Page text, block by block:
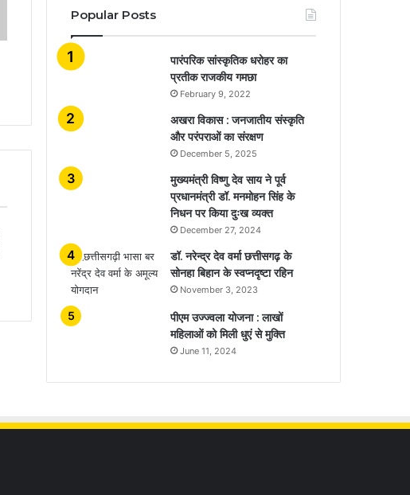
Popular Posts
​​​​​​​पारंपरिक सांस्कृतिक धरोहर का
प्रतीक राजकीय गमछा
February 9, 2022
अखरा विकास : जनजातीय संस्कृति
और परंपराओं का संरक्षण
December 5, 2025
मुख्यमंत्री विष्णु देव साय ने पूर्व
प्रधानमंत्री डॉ. मनमोहन सिंह के
निधन पर किया दुःख व्यक्त
December 27, 2024
डॉ. नरेन्द्र देव वर्मा छत्तीसगढ़ के
सोनहा बिहान के स्वप्नदृष्टा रहिन
November 3, 2023
पीएम उज्ज्वला योजना : लाखों
महिलाओं को मिली धुएं से मुक्ति
June 11, 2024